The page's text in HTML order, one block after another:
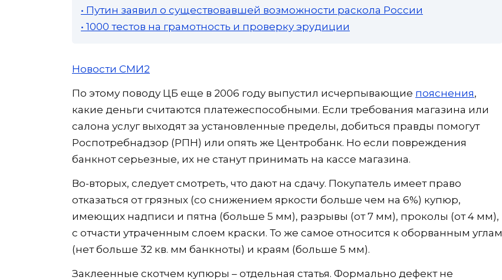
• Путин заявил о существовавшей возможности раскола России
• 1000 тестов на грамотность и проверку эрудиции
Новости СМИ2
По этому поводу ЦБ еще в 2006 году выпустил исчерпывающие пояснения,
какие деньги считаются платежеспособными. Если требования магазина или
салона услуг выходят за установленные пределы, добиться правды помогут
Роспотребнадзор (РПН) или опять же Центробанк. Но если повреждения
банкнот серьезные, их не станут принимать на кассе магазина.
Во-вторых, следует смотреть, что дают на сдачу. Покупатель имеет право
отказаться от грязных (со снижением яркости больше чем на 6%) купюр,
имеющих надписи и пятна (больше 5 мм), разрывы (от 7 мм), проколы (от 4 мм),
с отчасти утраченным слоем краски. То же самое относится к оборванным углам
(нет больше 32 кв. мм банкноты) и краям (больше 5 мм).
Заклеенные скотчем купюры – отдельная статья. Формально дефект не